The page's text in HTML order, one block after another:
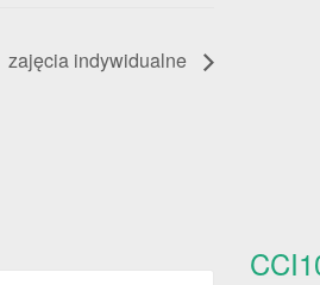
zajęcia indywidualne